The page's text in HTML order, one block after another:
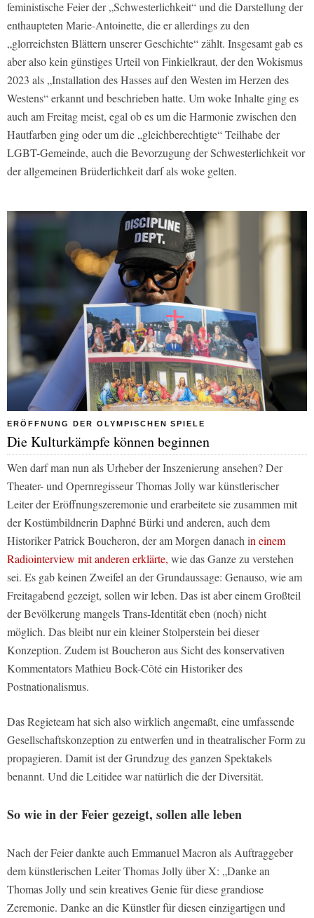
feministische Feier der „Schwesterlichkeit“ und die Darstellung der
enthaupteten Marie-Antoinette, die er allerdings zu den
„glorreichsten Blättern unserer Geschichte“ zählt. Insgesamt gab es
aber also kein günstiges Urteil von Finkielkraut, der den Wokismus
2023 als „Installation des Hasses auf den Westen im Herzen des
Westens“ erkannt und beschrieben hatte. Um woke Inhalte ging es
auch am Freitag meist, egal ob es um die Harmonie zwischen den
Hautfarben ging oder um die „gleichberechtigte“ Teilhabe der
LGBT-Gemeinde, auch die Bevorzugung der Schwesterlichkeit vor
der allgemeinen Brüderlichkeit darf als woke gelten.
ERÖFFNUNG DER OLYMPISCHEN SPIELE
Die Kulturkämpfe können beginnen
Wen darf man nun als Urheber der Inszenierung ansehen? Der
Theater- und Opernregisseur Thomas Jolly war künstlerischer
Leiter der Eröffnungszeremonie und erarbeitete sie zusammen mit
der Kostümbildnerin Daphné Bürki und anderen, auch dem
Historiker Patrick Boucheron, der am Morgen danach in einem
Radiointerview mit anderen erklärte, wie das Ganze zu verstehen
sei. Es gab keinen Zweifel an der Grundaussage: Genauso, wie am
Freitagabend gezeigt, sollen wir leben. Das ist aber einem Großteil
der Bevölkerung mangels Trans-Identität eben (noch) nicht
möglich. Das bleibt nur ein kleiner Stolperstein bei dieser
Konzeption. Zudem ist Boucheron aus Sicht des konservativen
Kommentators Mathieu Bock-Côté ein Historiker des
Postnationalismus.
Das Regieteam hat sich also wirklich angemaßt, eine umfassende
Gesellschaftskonzeption zu entwerfen und in theatralischer Form zu
propagieren. Damit ist der Grundzug des ganzen Spektakels
benannt. Und die Leitidee war natürlich die der Diversität.
So wie in der Feier gezeigt, sollen alle leben
Nach der Feier dankte auch Emmanuel Macron als Auftraggeber
dem künstlerischen Leiter Thomas Jolly über X: „Danke an
Thomas Jolly und sein kreatives Genie für diese grandiose
Zeremonie. Danke an die Künstler für diesen einzigartigen und